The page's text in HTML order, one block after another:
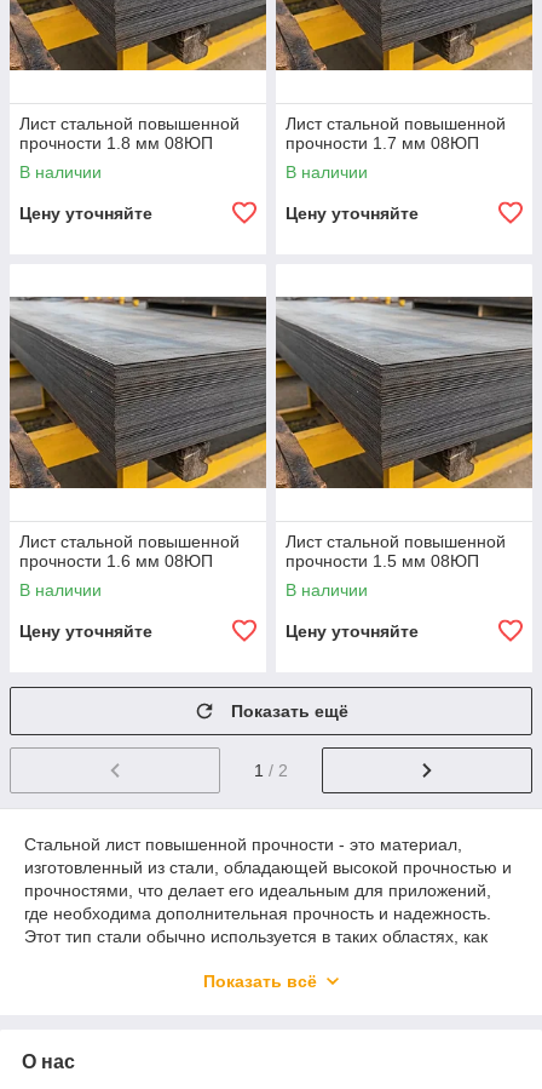
Лист стальной повышенной
прочности 1.8 мм 08ЮП
В наличии
Цену уточняйте
Лист стальной повышенной
прочности 1.7 мм 08ЮП
В наличии
Цену уточняйте
Лист стальной повышенной
прочности 1.6 мм 08ЮП
В наличии
Цену уточняйте
Лист стальной повышенной
прочности 1.5 мм 08ЮП
В наличии
Цену уточняйте
Показать ещё
1 / 2
Стальной лист повышенной прочности - это материал,
изготовленный из стали, обладающей высокой прочностью и
прочностями, что делает его идеальным для приложений,
где необходима дополнительная прочность и надежность.
Этот тип стали обычно используется в таких областях, как
требуется материал с выдающимися механическими
прочности включают:
Показать всё
О нас